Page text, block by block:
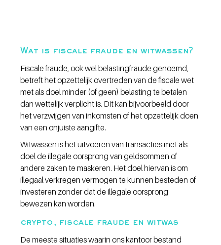
Wat is fiscale fraude en witwassen?
Fiscale fraude, ook wel belastingfraude genoemd,
betreft het opzettelijk overtreden van de fiscale wet
met als doel minder (of geen) belasting te betalen
dan wettelijk verplicht is. Dit kan bijvoorbeeld door
het verzwijgen van inkomsten of het opzettelijk doen
van een onjuiste aangifte.
Witwassen is het uitvoeren van transacties met als
doel de illegale oorsprong van geldsommen of
andere zaken te maskeren. Het doel hiervan is om
illegaal verkregen vermogen te kunnen besteden of
investeren zonder dat de illegale oorsprong
bewezen kan worden.
crypto, fiscale fraude en witwas
De meeste situaties waarin ons kantoor bestand